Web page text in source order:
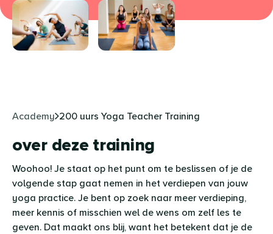
Academy 200 uurs Yoga Teacher Training
over deze training
Woohoo! Je staat op het punt om te beslissen of je de
volgende stap gaat nemen in het verdiepen van jouw
yoga practice. Je bent op zoek naar meer verdieping,
meer kennis of misschien wel de wens om zelf les te
geven. Dat maakt ons blij, want het betekent dat je de